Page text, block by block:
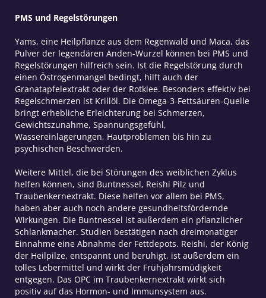
PMS und Regelstörungen
Yams, eine Heilpflanze aus dem Regenwald und Maca, das
Pulver der legendären Anden-Wurzel können bei PMS und
Regelstörungen hilfreich sein. Ist die Regelstörung durch
einen Östrogenmangel bedingt, hilft auch der
Granatapfelextrakt oder der Rotklee. Besonders effektiv bei
Regelschmerzen ist Krillöl. Die Omega-3-Fettsäuren-Quelle
bringt erhebliche Erleichterung bei Schmerzen,
Gewichtszunahme, Spannungsgefühl,
Wassereinlagerungen, Hautproblemen bis hin zu
psychischen Beschwerden.
Weitere Mittel, die bei Störungen des weiblichen Zyklus
helfen können, sind Buntnessel, Reishi Pilz und
Traubenkernextrakt. Diese helfen vor allem bei PMS,
haben aber auch noch andere gesundheitsfördernde
Wirkungen. Die Buntnessel ist außerdem ein pflanzlicher
Schlankmacher. Studien bestätigen nach dreimonatiger
Einnahme eine Abnahme der Fettdepots. Reishi, der König
der Heilpilze, entspannt und beruhigt, ist außerdem ein
tolles Lebermittel und wirkt der Frühjahrsmüdigkeit
entgegen. Das OPC im Traubenkernextrakt wirkt sich
positiv auf das Hormon- und Immunsystem aus.